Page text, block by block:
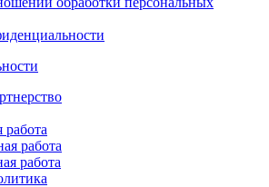
работа
работа